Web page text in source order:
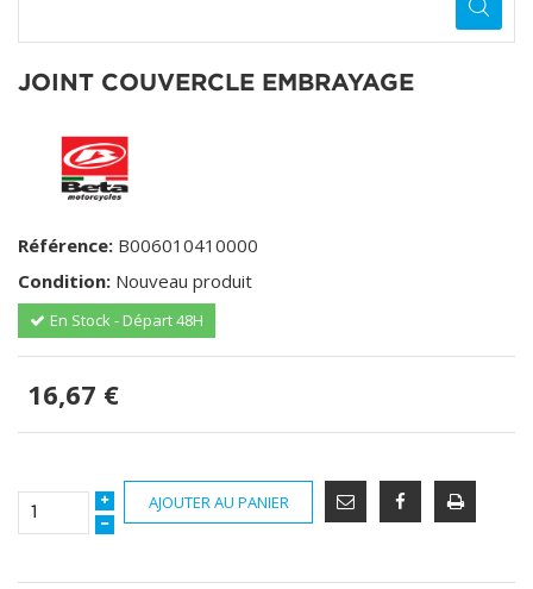
JOINT COUVERCLE EMBRAYAGE
Référence: B006010410000
Condition: Nouveau produit
En Stock - Départ 48H
16,67 €
AJOUTER AU PANIER